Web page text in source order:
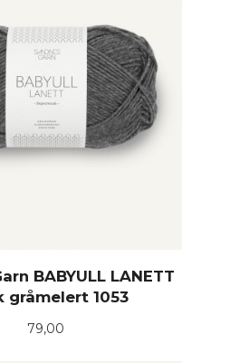
BABYULL LANETT
gråmelert 1053
Pris
79,00